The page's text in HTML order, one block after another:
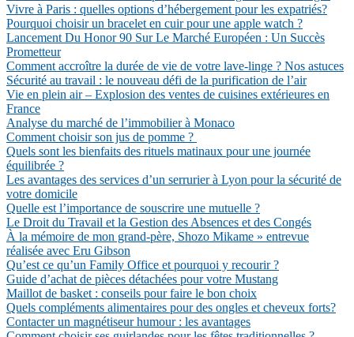
Vivre à Paris : quelles options d’hébergement pour les expatriés?
Pourquoi choisir un bracelet en cuir pour une apple watch ?
Lancement Du Honor 90 Sur Le Marché Européen : Un Succès
Prometteur
Comment accroître la durée de vie de votre lave-linge ? Nos astuces
Sécurité au travail : le nouveau défi de la purification de l’air
Vie en plein air – Explosion des ventes de cuisines extérieures en
France
Analyse du marché de l’immobilier à Monaco
Comment choisir son jus de pomme ?
Quels sont les bienfaits des rituels matinaux pour une journée
équilibrée ?
Les avantages des services d’un serrurier à Lyon pour la sécurité de
votre domicile
Quelle est l’importance de souscrire une mutuelle ?
Le Droit du Travail et la Gestion des Absences et des Congés
À la mémoire de mon grand-père, Shozo Mikame » entrevue
réalisée avec Eru Gibson
Qu’est ce qu’un Family Office et pourquoi y recourir ?
Guide d’achat de pièces détachées pour votre Mustang
Maillot de basket : conseils pour faire le bon choix
Quels compléments alimentaires pour des ongles et cheveux forts?
Contacter un magnétiseur humour : les avantages